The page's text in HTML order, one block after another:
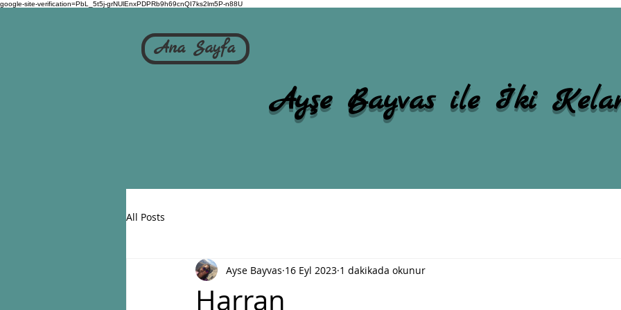
google-site-verification=PbL_5t5j-grNUlEnxPDPRb9h69cnQI7ks2lm5P-n88U
Ana Sayfa
Ayşe Bayvas ile İki
All Posts
Harran
Ayse Bayvas 16 Eyl 2023 1 dakikada okunur